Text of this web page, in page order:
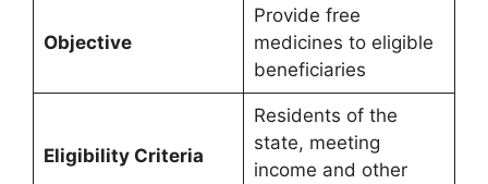
Objective
Provide free
medicines to eligible
beneficiaries
Eligibility Criteria
Residents of the
state, meeting
income and other